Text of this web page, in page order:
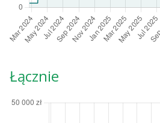
Łącznie